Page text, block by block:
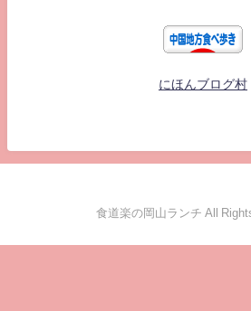
にほんブログ村
食道楽の岡山ランチ All